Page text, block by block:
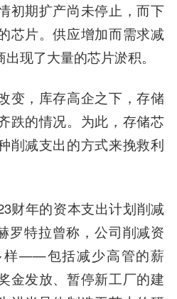
初期扩产尚未停止，而下
芯片。供应增加而需求减
现了大量的芯片淤积。
变，库存高企之下，存储
跌的情况。为此，存储芯
削减支出的方式来挽救利
财年的资本支出计划削减
罗特拉曾称，公司削减资
样——包括减少高管的薪
金发放、暂停新工厂的建